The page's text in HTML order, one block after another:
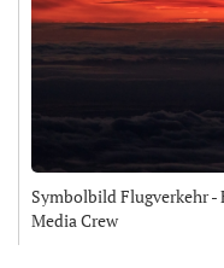
Symbolbild Flugverkehr
Media Crew